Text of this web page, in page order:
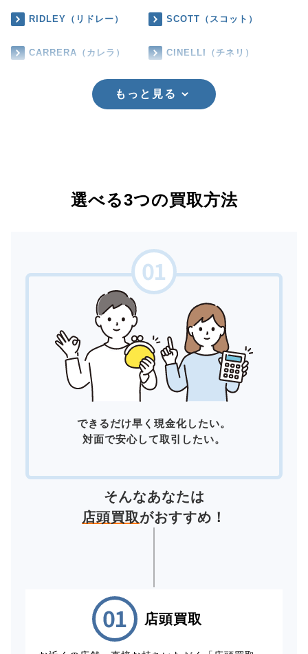
RIDLEY（リドレー） SCOTT（スコット）
CARRERA（カレラ） CINELLI（チネリ）
もっと見る
選べる3つの買取方法
できるだけ早く現金化したい。
対面で安心して取引したい。
そんなあなたは
店頭買取がおすすめ！
店頭買取